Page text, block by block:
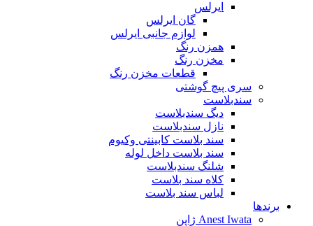
ایرلس
گان ایرلس
لوازم جانبی ایرلس
همزن رنگ
مخزن رنگ
قطعات مخزن رنگ
سری پیچ گوشتی
سندبلاست
دیگ سندبلاست
نازل سندبلاست
سند بلاست کابینتی وکیوم
سند بلاست داخل لوله
شلنگ سندبلاست
کلاه سند بلاست
لباس سند بلاست
برندها
Anest Iwata ژاپن